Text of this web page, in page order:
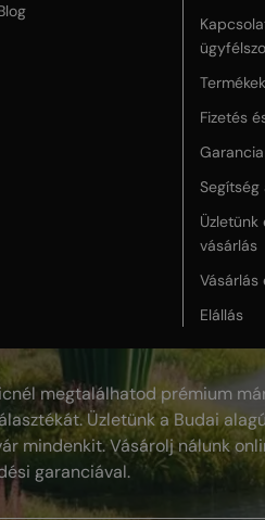
Fizetés
Segítség
Üzletünk
vásárlás
Vásárlás
Elállás
megtalálhatod prémium
Üzletünk a Budai
mindenkit. Vásárolj nálunk
garanciával.